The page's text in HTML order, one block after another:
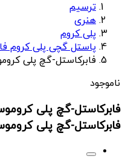
ترسیم
هنری
پلی کروم
پاستل گچی پلی کروم
فابرکاستل-گچ پلی
ناموجود
فابرکاستل-گچ پلی کروموس
فابرکاستل-گچ پلی کروموس